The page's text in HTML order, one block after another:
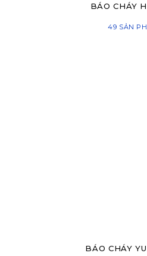
BÁO CHÁY
49 SẢN
BÁO CHÁY